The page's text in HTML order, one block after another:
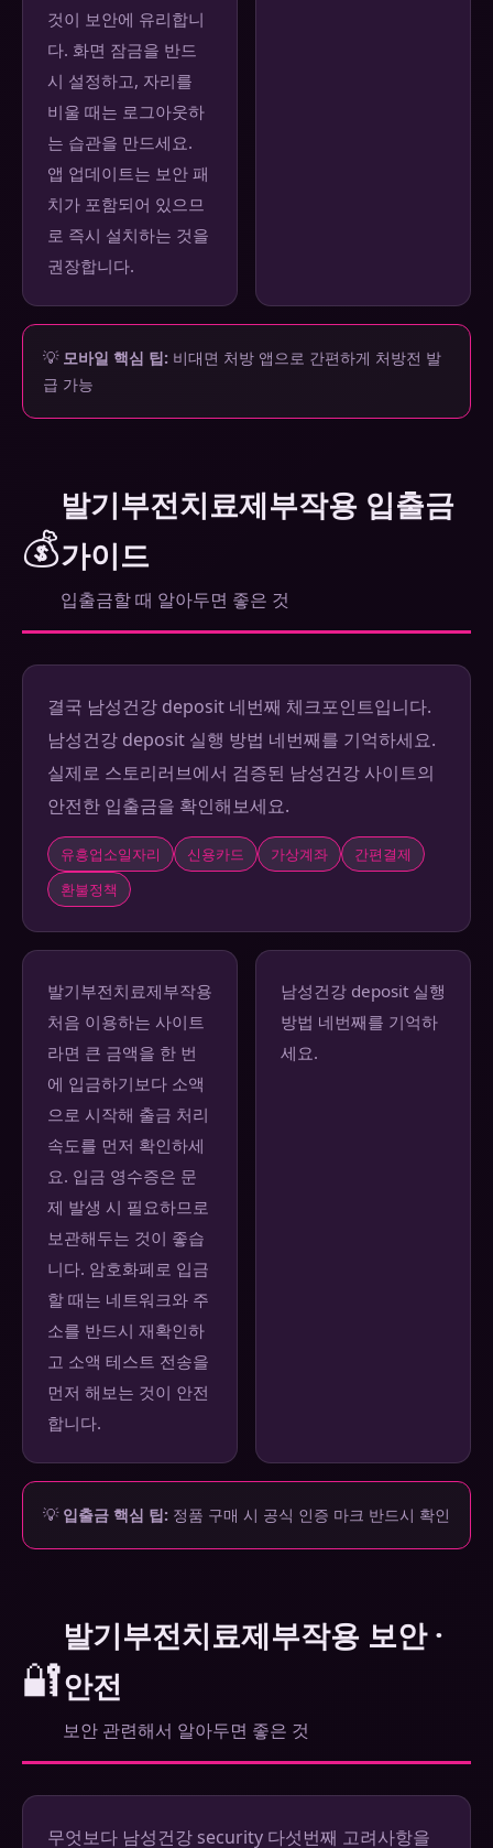
것이 보안에 유리합니
다. 화면 잠금을 반드
시 설정하고, 자리를
비울 때는 로그아웃하
는 습관을 만드세요.
앱 업데이트는 보안 패
치가 포함되어 있으므
로 즉시 설치하는 것을
권장합니다.
💡 모바일 핵심 팁: 비대면 처방 앱으로 간편하게 처방전 발
급 가능
💰
발기부전치료제부작용 입출금
가이드
입출금할 때 알아두면 좋은 것
결국 남성건강 deposit 네번째 체크포인트입니다.
남성건강 deposit 실행 방법 네번째를 기억하세요.
실제로 스토리러브에서 검증된 남성건강 사이트의
안전한 입출금을 확인해보세요.
유흥업소일자리 신용카드 가상계좌
간편결제
환불정책
발기부전치료제부작용
처음 이용하는 사이트
라면 큰 금액을 한 번
에 입금하기보다 소액
으로 시작해 출금 처리
속도를 먼저 확인하세
요. 입금 영수증은 문
제 발생 시 필요하므로
보관해두는 것이 좋습
니다. 암호화폐로 입금
할 때는 네트워크와 주
소를 반드시 재확인하
고 소액 테스트 전송을
먼저 해보는 것이 안전
합니다.
남성건강 deposit 실행
방법 네번째를 기억하
세요.
💡 입출금 핵심 팁: 정품 구매 시 공식 인증 마크 반드시 확인
🔐
발기부전치료제부작용 보안 ·
안전
보안 관련해서 알아두면 좋은 것
무엇보다 남성건강 security 다섯번째 고려사항을